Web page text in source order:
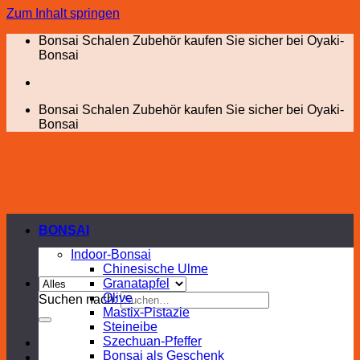
Zum Inhalt springen
Bonsai Schalen Zubehör kaufen Sie sicher bei Oyaki-
Bonsai
Bonsai Schalen Zubehör kaufen Sie sicher bei Oyaki-
Bonsai
Suchen nach:
BONSAI
Indoor-Bonsai
Chinesische Ulme
Granatapfel
Olive
Mastix-Pistazie
Steineibe
Szechuan-Pfeffer
Bonsai als Geschenk